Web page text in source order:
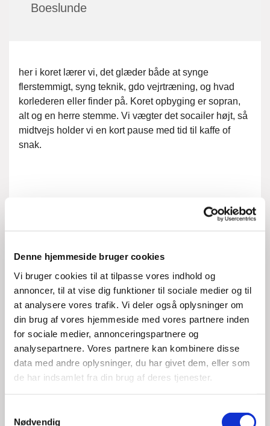
Denne hjemmeside bruger cookies
Vi bruger cookies til at tilpasse vores indhold og
annoncer, til at vise dig funktioner til sociale medier og til
at analysere vores trafik. Vi deler også oplysninger om
din brug af vores hjemmeside med vores partnere inden
for sociale medier, annonceringspartnere og
analysepartnere. Vores partnere kan kombinere disse
data med andre oplysninger, du har givet dem, eller som
de har indsamlet fra din brug af deres tjenester.
Nødvendig
Boeslunde
her i koret lærer vi, det glæder både at synge
flerstemmigt, syng teknik, gdo vejrtræning, og hvad
korlederen eller finder på. Koret opbyging er sopran,
alt og en herre stemme. Vi vægter det socailer højt, så
midtvejs holder vi en kort pause med tid til kaffe of
snak.